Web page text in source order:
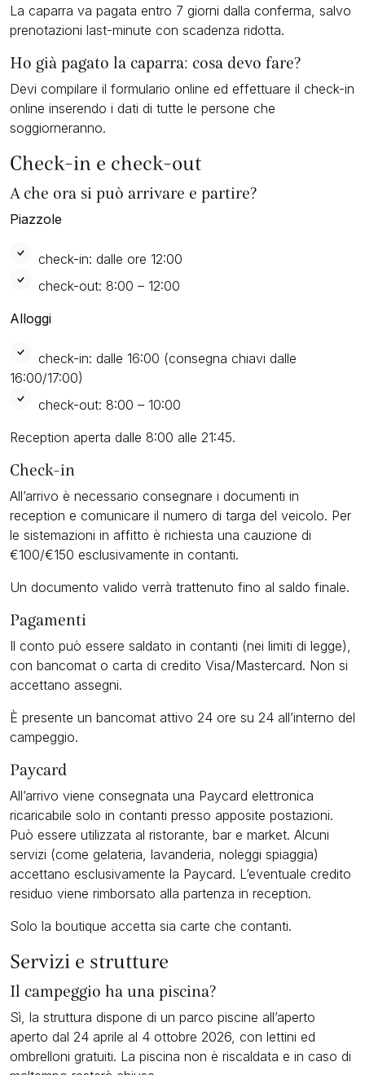
La caparra va pagata entro 7 giorni dalla conferma, salvo
prenotazioni last-minute con scadenza ridotta.
Ho già pagato la caparra: cosa devo fare?
Devi compilare il formulario online ed effettuare il check-in
online inserendo i dati di tutte le persone che
soggiorneranno.
Check-in e check-out
A che ora si può arrivare e partire?
Piazzole
check-in: dalle ore 12:00
check-out: 8:00 – 12:00
Alloggi
check-in: dalle 16:00 (consegna chiavi dalle
16:00/17:00)
check-out: 8:00 – 10:00
Reception aperta dalle 8:00 alle 21:45.
Check-in
All’arrivo è necessario consegnare i documenti in
reception e comunicare il numero di targa del veicolo. Per
le sistemazioni in affitto è richiesta una cauzione di
€100/€150 esclusivamente in contanti.
Un documento valido verrà trattenuto fino al saldo finale.
Pagamenti
Il conto può essere saldato in contanti (nei limiti di legge),
con bancomat o carta di credito Visa/Mastercard. Non si
accettano assegni.
È presente un bancomat attivo 24 ore su 24 all’interno del
campeggio.
Paycard
All’arrivo viene consegnata una Paycard elettronica
ricaricabile solo in contanti presso apposite postazioni.
Può essere utilizzata al ristorante, bar e market. Alcuni
servizi (come gelateria, lavanderia, noleggi spiaggia)
accettano esclusivamente la Paycard. L’eventuale credito
residuo viene rimborsato alla partenza in reception.
Solo la boutique accetta sia carte che contanti.
Servizi e strutture
Il campeggio ha una piscina?
Sì, la struttura dispone di un parco piscine all’aperto
aperto dal 24 aprile al 4 ottobre 2026, con lettini ed
ombrelloni gratuiti. La piscina non è riscaldata e in caso di